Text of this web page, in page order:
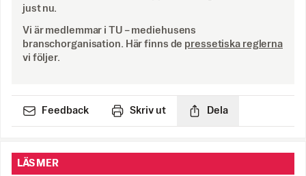
just nu.
Vi är medlemmar i TU – mediehusens
branschorganisation. Här finns de pressetiska reglerna
vi följer.
Feedback Skriv ut Dela
LÄS MER